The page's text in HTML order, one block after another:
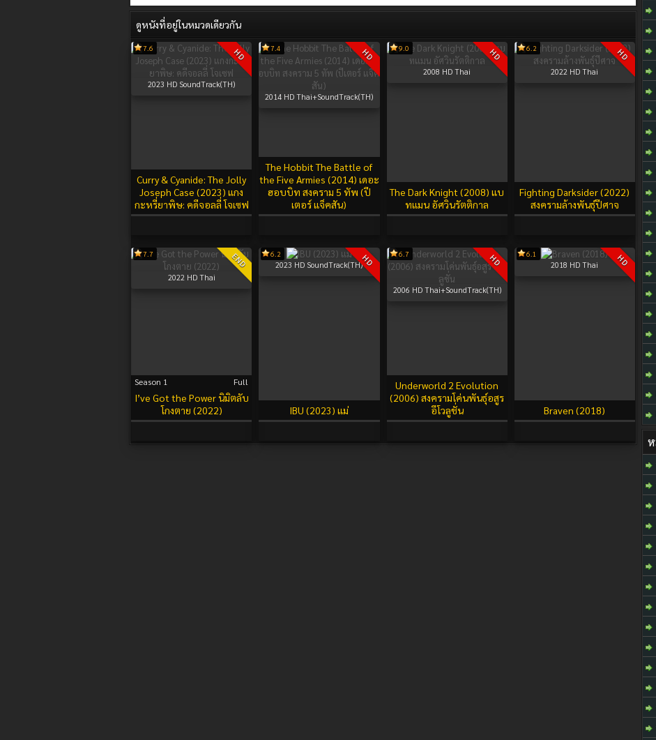
ดูหนังที่อยู่ในหมวดเดียวกัน
7.6 HD
Curry & Cyanide: The Jolly
Joseph Case (2023) แกง
กะหรี่ยาพิษ: คดีจอลลี่ โจเซฟ
2023 HD SoundTrack(TH)
7.4 HD
The Hobbit The Battle of
the Five Armies (2014) เดอะ
ฮอบบิท สงคราม 5 ทัพ (ปี
เตอร์ แจ็คสัน)
2014 HD Thai+SoundTrack(TH)
9.0 HD
The Dark Knight (2008) แบ
ทแมน อัศวินรัตติกาล
2008 HD Thai
6.2 HD
Fighting Darksider (2022)
สงครามล้างพันธุ์ปีศาจ
2022 HD Thai
7.7 END
Season 1 Full
I’ve Got the Power นิมิตลับ
โกงตาย (2022)
2022HD Thai
6.2 HD
IBU (2023) แม่
2023 HD SoundTrack(TH)
6.7 HD
Underworld 2 Evolution
(2006) สงครามโค่นพันธุ์อสูร
อีโวลูชั่น
2006 HD Thai+SoundTrack(TH)
6.1 HD
Braven (2018)
2018 HD Thai